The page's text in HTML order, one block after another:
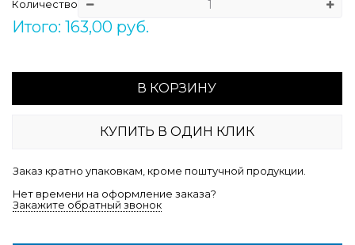
Количество
Итого: 163,00 руб.
В КОРЗИНУ
КУПИТЬ В ОДИН КЛИК
Заказ кратно упаковкам, кроме поштучной продукции.
Нет времени на оформление заказа?
Закажите обратный звонок